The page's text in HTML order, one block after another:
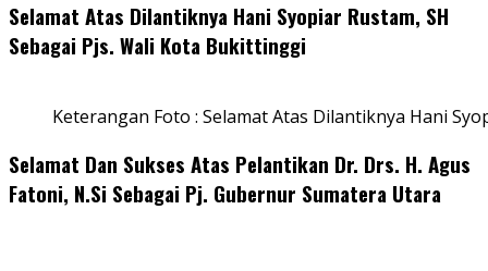
Selamat Atas Dilantiknya Hani Syopiar Rustam, SH
Sebagai Pjs. Wali Kota Bukittinggi
Keterangan Foto : Selamat Atas Dilantiknya Hani
Selamat Dan Sukses Atas Pelantikan Dr. Drs. H. Agus
Fatoni, N.Si Sebagai Pj. Gubernur Sumatera Utara